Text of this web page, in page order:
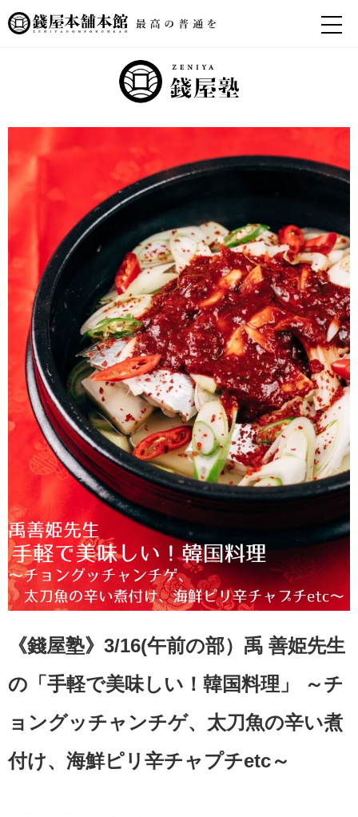
《錢屋塾》3/16(午前の部）禹 善姫先生
の「手軽で美味しい！韓国料理」 ～チ
ョングッチャンチゲ、太刀魚の辛い煮
付け、海鮮ピリ辛チャプチetc～